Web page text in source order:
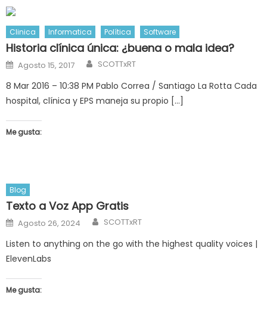
Clinica Informatica Política Software
Historia clínica única: ¿buena o mala idea?
Posted
on
Agosto 15, 2017 Author
SCOTTxRT
8 Mar 2016 – 10:38 PM Pablo Correa / Santiago La Rotta Cada
hospital, clínica y EPS maneja su propio […]
Me gusta:
Blog
Texto a Voz App Gratis
Posted
on
Agosto 26, 2024 Author
SCOTTxRT
Listen to anything on the go with the highest quality voices |
ElevenLabs
Me gusta: